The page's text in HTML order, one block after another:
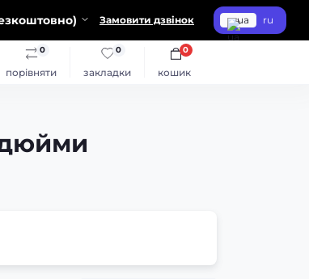
Замовити дзвінок ua ru
порівняти
0
закладки
0
кошик
0
дюйми